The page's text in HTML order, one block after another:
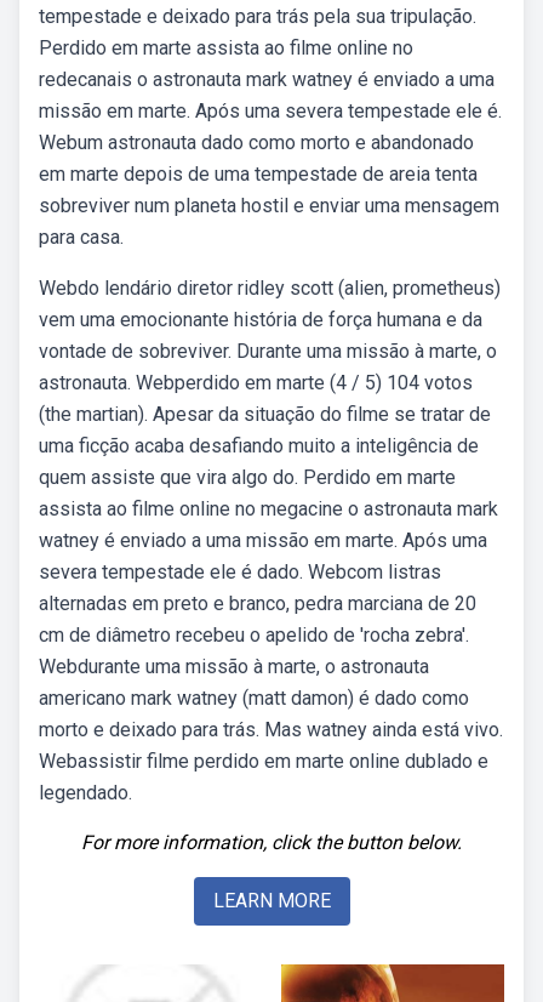
tempestade e deixado para trás pela sua tripulação.
Perdido em marte assista ao filme online no
redecanais o astronauta mark watney é enviado a uma
missão em marte. Após uma severa tempestade ele é.
Webum astronauta dado como morto e abandonado
em marte depois de uma tempestade de areia tenta
sobreviver num planeta hostil e enviar uma mensagem
para casa.
Webdo lendário diretor ridley scott (alien, prometheus)
vem uma emocionante história de força humana e da
vontade de sobreviver. Durante uma missão à marte, o
astronauta. Webperdido em marte (4 / 5) 104 votos
(the martian). Apesar da situação do filme se tratar de
uma ficção acaba desafiando muito a inteligência de
quem assiste que vira algo do. Perdido em marte
assista ao filme online no megacine o astronauta mark
watney é enviado a uma missão em marte. Após uma
severa tempestade ele é dado. Webcom listras
alternadas em preto e branco, pedra marciana de 20
cm de diâmetro recebeu o apelido de 'rocha zebra'.
Webdurante uma missão à marte, o astronauta
americano mark watney (matt damon) é dado como
morto e deixado para trás. Mas watney ainda está vivo.
Webassistir filme perdido em marte online dublado e
legendado.
For more information, click the button below.
LEARN MORE